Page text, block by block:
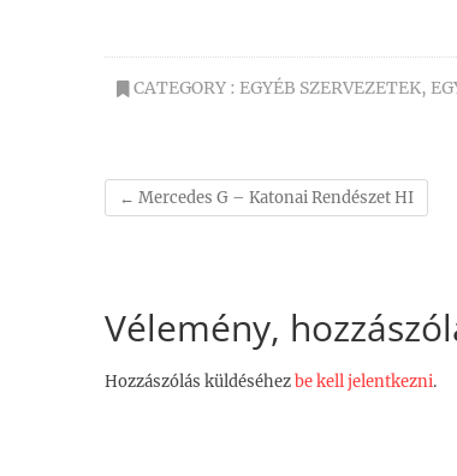
CATEGORY : EGYÉB SZERVEZETEK,
← Mercedes G – Katonai Rendészet HI
Vélemény,
Hozzászólás küldéséhezbe kell jelentkezni.